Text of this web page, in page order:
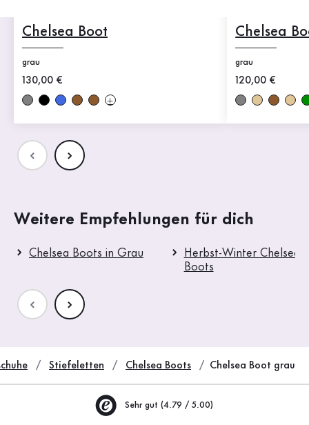
Chelsea Boot
grau
Neuer Preis
130,00 €
Chelsea
grau
Neuer Preis
120,00 €
Weitere Empfehlungen für dich
Chelsea Boots in Grau
Herbst-Winter Chelsea
Boots
Stiefeletten Chelsea Boots Chelsea Boot grau
Sehr gut (4.79 / 5.00)